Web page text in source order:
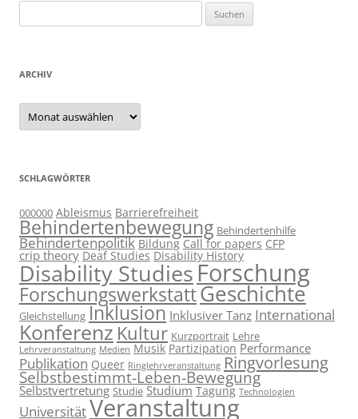
nach:
ARCHIV
Archiv
SCHLAGWÖRTER
000000 Ableismus Barrierefreiheit
Behindertenbewegung Behindertenhilfe
Behindertenpolitik Bildung Call for papers CFP
crip theory Deaf Studies Disability History
Disability StudiesForschung
ForschungswerkstattGeschichte
Gleichstellung Inklusion Inklusiver Tanz International
Konferenz Kultur Kurzportrait Lehre
Lehrveranstaltung Medien Musik Partizipation Performance
Publikation Queer Ringlehrveranstaltung Ringvorlesung
Selbstbestimmt-Leben-Bewegung
Selbstvertretung Studie Studium Tagung Technologien
UniversitätVeranstaltung